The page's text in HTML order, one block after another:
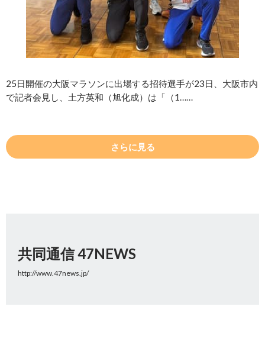
25日開催の大阪マラソンに出場する招待選手が23日、大阪市内
で記者会見し、土方英和（旭化成）は「（1……
さらに見る
共同通信 47NEWS
http://www.47news.jp/